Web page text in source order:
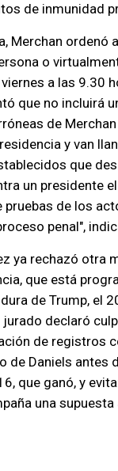
de inmunidad
Merchan ordenó
o
a las 9.30
que no incluirá
de
y van
que
un presidente
pruebas de los
penal",
ya rechazó otra
que está
de Trump, el
declaró
de registros
de Daniels antes
que ganó, y
una supuesta